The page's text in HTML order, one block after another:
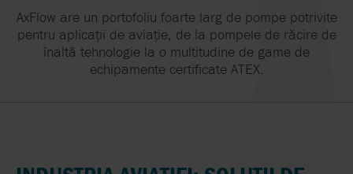
AxFlow are un portofoliu foarte larg de pompe potrivite
pentru aplicații de aviație, de la pompele de răcire de
înaltă tehnologie la o multitudine de game de
echipamente certificate ATEX.